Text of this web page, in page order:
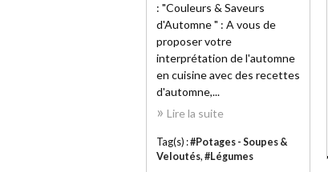
: "Couleurs & Saveurs
d'Automne " : A vous de
proposer votre
interprétation de l'automne
en cuisine avec des recettes
d'automne,...
Lire la suite
Tag(s) :#Potages - Soupes &
Veloutés, #Légumes